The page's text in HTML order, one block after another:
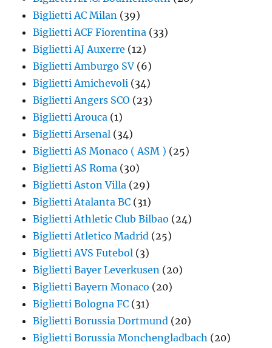
Biglietti AC Milan (39)
Biglietti ACF Fiorentina (33)
Biglietti AJ Auxerre (12)
Biglietti Amburgo SV (6)
Biglietti Amichevoli (34)
Biglietti Angers SCO (23)
Biglietti Arouca (1)
Biglietti Arsenal (34)
Biglietti AS Monaco ( ASM ) (25)
Biglietti AS Roma (30)
Biglietti Aston Villa (29)
Biglietti Atalanta BC (31)
Biglietti Athletic Club Bilbao (24)
Biglietti Atletico Madrid (25)
Biglietti AVS Futebol (3)
Biglietti Bayer Leverkusen (20)
Biglietti Bayern Monaco (20)
Biglietti Bologna FC (31)
Biglietti Borussia Dortmund (20)
Biglietti Borussia Monchengladbach (20)